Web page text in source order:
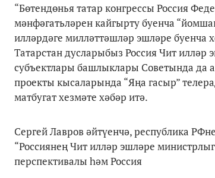
“Бөтендөнья татар конгрессы Россия
мәнфәгатьләрен кайгырту буенча
илләрдәге милләттәшләр эшләре буенча
Татарстан дусларыбыз Россия Чит
субъектлары башлыклары Советында да
проекты кысаларында “Яңа гасыр”
матбугат хезмәте хәбәр итә.
Сергей Лавров әйтүенчә, республика
“Россиянең Чит илләр эшләре
перспективалы һәм Россия